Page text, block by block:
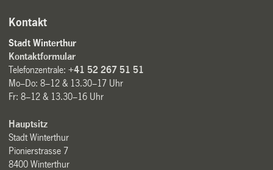
Kontakt
Stadt Winterthur
Kontaktformular
Telefonzentrale:+41 52 267 51 51
Mo–Do: 8–12 & 13.30–17 Uhr
Fr: 8–12 & 13.30–16 Uhr
Hauptsitz
Stadt Winterthur
Pionierstrasse 7
8400 Winterthur